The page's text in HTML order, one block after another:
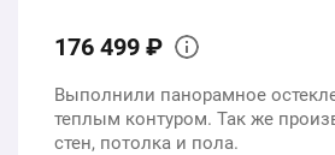
176 499 ₽
Выполнили панорамное
теплым контуром. Так же
стен, потолка и пола.